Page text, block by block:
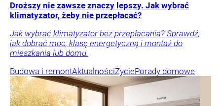
Droższy nie zawsze znaczy lepszy. Jak wybrać
klimatyzator, żeby nie przepłacać?
Jak wybrać klimatyzator bez przepłacania? Sprawdź,
jak dobrać moc, klasę energetyczną i montaż do
mieszkania lub domu.
Budowa i remontAktualnościŻyciePorady domowe